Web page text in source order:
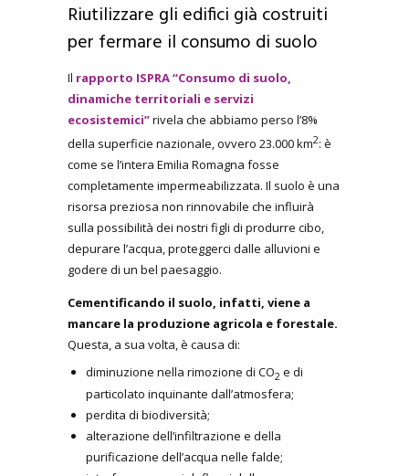
Riutilizzare gli edifici già costruiti
per fermare il consumo di suolo
Il rapporto ISPRA “Consumo di suolo,
dinamiche territoriali e servizi
ecosistemici”rivela che abbiamo perso l’8%
della superficie nazionale, ovvero 23.000 km2: è
come se l’intera Emilia Romagna fosse
completamente impermeabilizzata. Il suolo è una
risorsa preziosa non rinnovabile che influirà
sulla possibilità dei nostri figli di produrre cibo,
depurare l’acqua, proteggerci dalle alluvioni e
godere di un bel paesaggio.
Cementificando il suolo, infatti, viene a
mancare la produzione agricola e forestale.
Questa, a sua volta, è causa di:
diminuzione nella rimozione di CO2 e di
particolato inquinante dall’atmosfera;
perdita di biodiversità;
alterazione dell’infiltrazione e della
purificazione dell’acqua nelle falde;